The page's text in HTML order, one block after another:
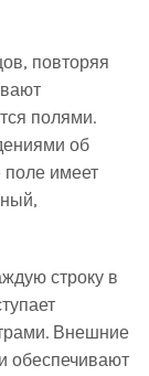
повторяя
полями.
об
поле имеет
строку в
Внешние
обеспечивают